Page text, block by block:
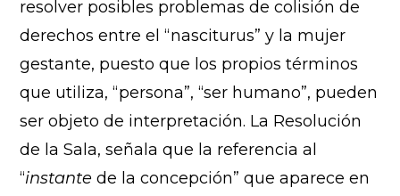
resolver posibles problemas de colisión de
derechos entre el “nasciturus” y la mujer
gestante, puesto que los propios términos
que utiliza, “persona”, “ser humano”, pueden
ser objeto de interpretación. La Resolución
de la Sala, señala que la referencia al
“instantede la concepción” que aparece en